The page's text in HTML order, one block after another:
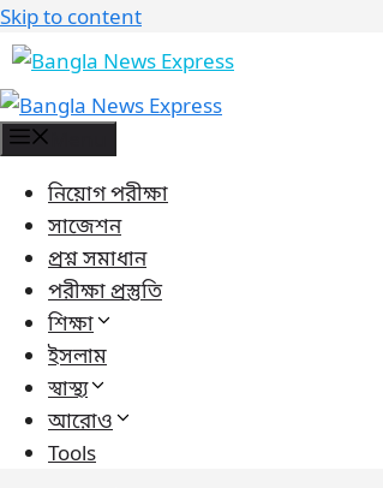
Skip to content
নিয়োগ পরীক্ষা
সাজেশন
প্রশ্ন সমাধান
পরীক্ষা প্রস্তুতি
শিক্ষা
ইসলাম
স্বাস্থ্য
আরোও
Tools